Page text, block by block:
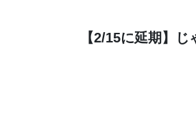
【2/15に延期】